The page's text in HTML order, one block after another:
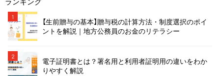
1
【生前贈与の基本】贈与税の計算方法・制度選択のポイ
ントを解説｜地方公務員のお金のリテラシー
2
電子証明書とは？署名用と利用者証明用の違いをわか
りやすく解説